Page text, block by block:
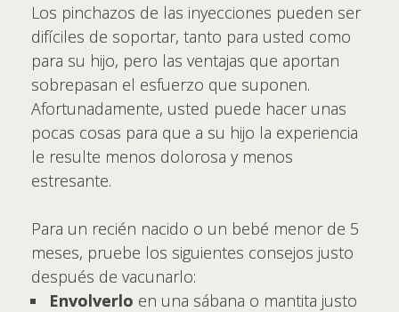
Los pinchazos de las inyecciones pueden ser
difíciles de soportar, tanto para usted como
para su hijo, pero las ventajas que aportan
sobrepasan el esfuerzo que suponen.
Afortunadamente, usted puede hacer unas
pocas cosas para que a su hijo la experiencia
le resulte menos dolorosa y menos
estresante.
Para un recién nacido o un bebé menor de 5
meses, pruebe los siguientes consejos justo
después de vacunarlo:
Envolverlo en una sábana o mantita justo